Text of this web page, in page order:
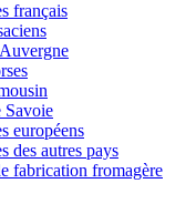
français
Savoie
européens
des autres pays
fabrication fromagère